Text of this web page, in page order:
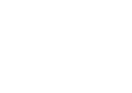
z odpovědně a
Výrobky s tímto
hospodaření